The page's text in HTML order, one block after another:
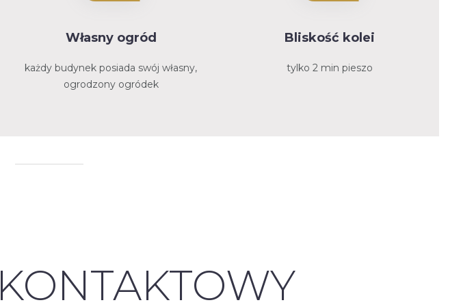
Własny ogród
każdy budynek posiada swój własny,
ogrodzony ogródek
Bliskość kolei
tylko 2 min pieszo
KONTAKTOWY